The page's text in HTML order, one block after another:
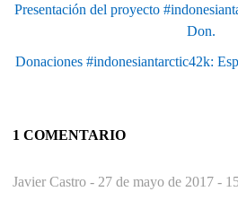
Presentación del proyecto
Don.
Donaciones #indonesiantarctic42k:
1 COMENTARIO
Javier Castro - 27 de mayo de 2017 -